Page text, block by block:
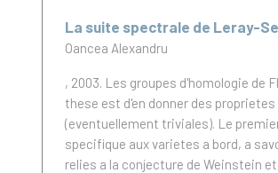
La suite spectrale de Leray-
Oancea Alexandru
, 2003. Les groupes d'homologie de
these est d'en donner des
(eventuellement triviales). Le
specifique aux varietes a bord, a
relies a la conjecture de Weinstein